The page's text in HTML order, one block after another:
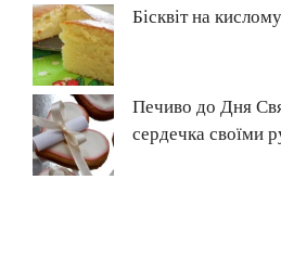
Бісквіт на
Печиво до Дня
сердечка своїми